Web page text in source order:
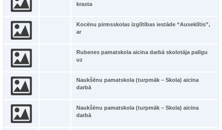
krasta
Kocēnu pirmsskolas izglītības iestāde “Auseklītis”,
ar
Rubenes pamatskola aicina darbā skolotāja palīgu
uz
Naukšēnu pamatskola (turpmāk – Skola) aicina
darbā
Naukšēnu pamatskola (turpmāk – Skola) aicina
darbā